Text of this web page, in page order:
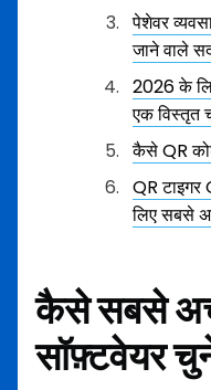
पेशेवर
जाने वाले
2026 के
एक विस्तृत
कैसे QR
QR
लिए सबसे
कैसे सबसे
सॉफ़्टवेयर